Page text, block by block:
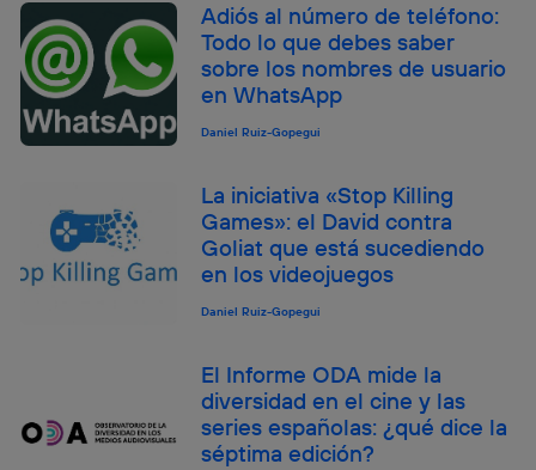
Adiós al número de teléfono:
Todo lo que debes saber
sobre los nombres de usuario
en WhatsApp
Daniel Ruiz-Gopegui
La iniciativa «Stop Killing
Games»: el David contra
Goliat que está sucediendo
en los videojuegos
Daniel Ruiz-Gopegui
El Informe ODA mide la
diversidad en el cine y las
series españolas: ¿qué dice la
séptima edición?